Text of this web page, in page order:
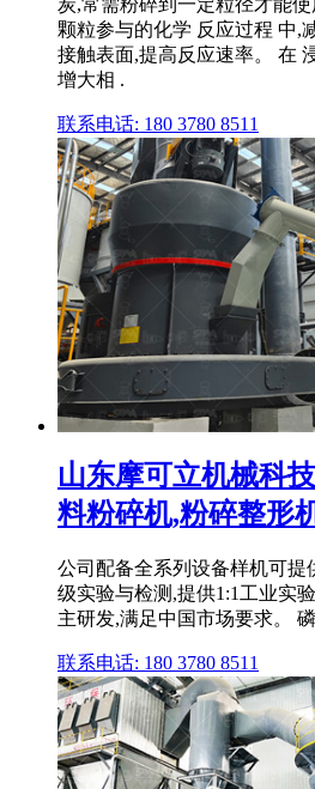
炭,常需粉碎到一定粒径才能
颗粒参与的化学 反应过程 中,
接触表面,提高反应速率。 在
增大相 .
联系电话: 180 3780 8511
山东摩可立机械科
料粉碎机,粉碎整形
公司配备全系列设备样机可提
级实验与检测,提供1:1工业实
主研发,满足中国市场要求。
联系电话: 180 3780 8511